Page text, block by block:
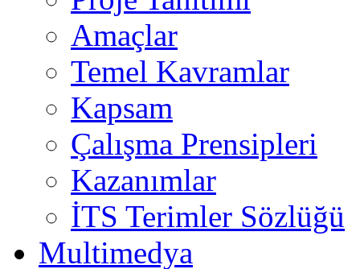
Amaçlar
Temel Kavramlar
Kapsam
Çalışma Prensipleri
Kazanımlar
İTS Terimler Sözlüğü
Multimedya